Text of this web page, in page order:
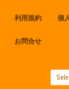
利用規約 個
お問合せ